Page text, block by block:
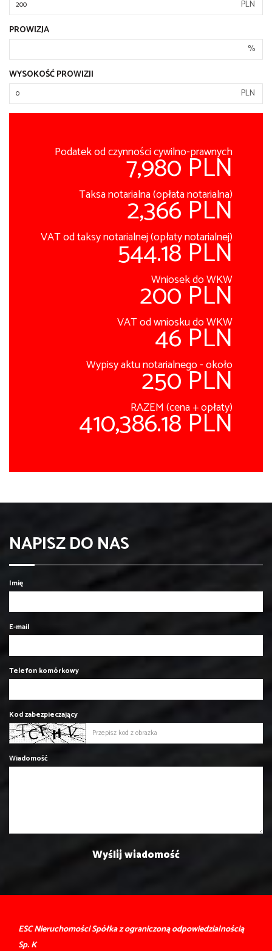
PLN
PROWIZJA
%
WYSOKOŚĆ PROWIZJI
PLN
Podatek od czynności cywilno-prawnych
7,980 PLN
Taksa notarialna (opłata notarialna)
2,366 PLN
VAT od taksy notarialnej (opłaty notarialnej)
544.18 PLN
Wniosek do WKW
200 PLN
VAT od wniosku do WKW
46 PLN
Wypisy aktu notarialnego - około
250 PLN
RAZEM (cena + opłaty)
410,386.18 PLN
NAPISZ DO NAS
Imię
E-mail
Telefon komórkowy
Kod zabezpieczający
Wiadomość
ESC Nieruchomości Spółka z ograniczoną odpowiedzialnością
Sp. K